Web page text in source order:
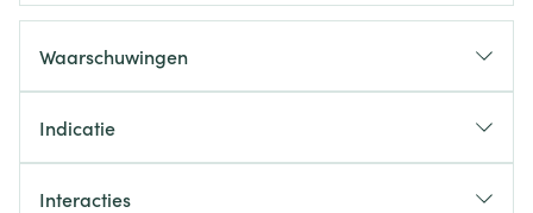
Waarschuwingen
Indicatie
Interacties